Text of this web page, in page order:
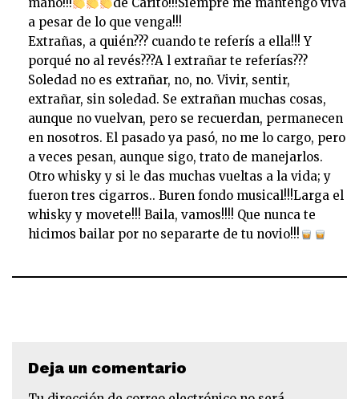
a pesar de lo que venga!!!
Extrañas, a quién??? cuando te referís a ella!!! Y
porqué no al revés???A l extrañar te referías???
Soledad no es extrañar, no, no. Vivir, sentir,
extrañar, sin soledad. Se extrañan muchas cosas,
aunque no vuelvan, pero se recuerdan, permanecen
en nosotros. El pasado ya pasó, no me lo cargo, pero
a veces pesan, aunque sigo, trato de manejarlos.
Otro whisky y si le das muchas vueltas a la vida; y
fueron tres cigarros.. Buren fondo musical!!!Larga el
whisky y movete!!! Baila, vamos!!!! Que nunca te
hicimos bailar por no separarte de tu novio!!!
Deja un comentario